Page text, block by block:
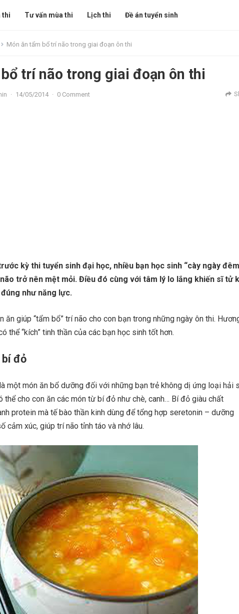
thi Tư vấn mùa thi Lịch thi Đề án tuyển sinh
Món ăn tẩm bổ trí não trong giai đoạn ôn thi
trí não trong giai đoạn ôn thi
· 14/05/2014 · 0 Comment
kỳ thi tuyển sinh đại học, nhiều bạn học sinh “cày ngày
trở nên mệt mỏi. Điều đó cùng với tâm lý lo lắng khiến sĩ tử
như năng lực.
ăn giúp “tẩm bổ” trí não cho con bạn trong những ngày ôn thi.
thể “kích” tinh thần của các bạn học sinh tốt hơn.
bí đỏ
một món ăn bổ dưỡng đối với những bạn trẻ không dị ứng loại hải
thể cho con ăn các món từ bí đỏ như chè, canh… Bí đỏ giàu chất
protein mà tế bào thần kinh dùng để tổng hợp seretonin – dưỡng
cảm xúc, giúp trí não tỉnh táo và nhớ lâu.